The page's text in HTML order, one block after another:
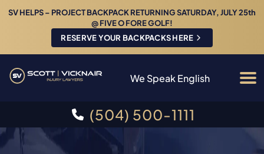
SV HELPS – PROJECT BACKPACK RETURNING SATURDAY, JULY 25th
@ FIVE O FORE GOLF!
RESERVE YOUR BACKPACKS HERE
We Speak English
(504) 500-1111